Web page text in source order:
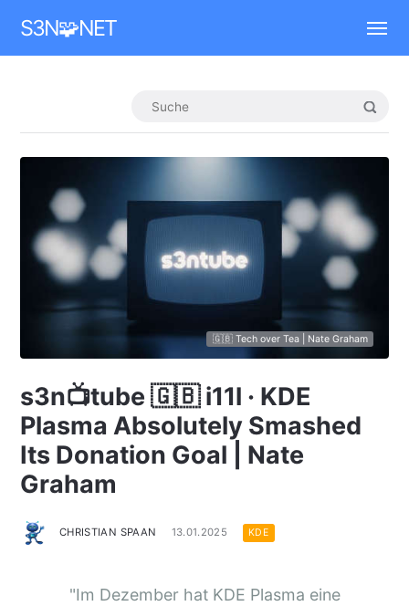
S3N🧩NET
🇬🇧 Tech over Tea | Nate Graham
s3n📺tube 🇬🇧 i11l · KDE
Plasma Absolutely Smashed
Its Donation Goal | Nate
Graham
CHRISTIAN SPAAN 13.01.2025 KDE
"Im Dezember hat KDE Plasma eine